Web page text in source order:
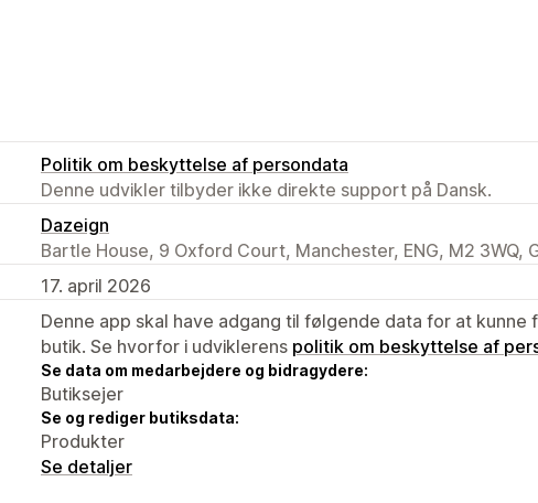
Politik om beskyttelse af persondata
Denne udvikler tilbyder ikke direkte support på Dansk.
Dazeign
Bartle House, 9 Oxford Court, Manchester, ENG, M2 3WQ,
17. april 2026
Denne app skal have adgang til følgende data for at kunne
butik. Se hvorfor i udviklerens politik om beskyttelse af
Se data om medarbejdere og bidragydere:
Butiksejer
Se og rediger butiksdata:
Produkter
Se detaljer